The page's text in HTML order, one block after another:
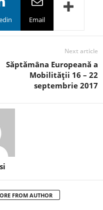
Email
Next article
Săptămâna Europeană a
Mobilităţii 16 – 22
septembrie 2017
FROM AUTHOR